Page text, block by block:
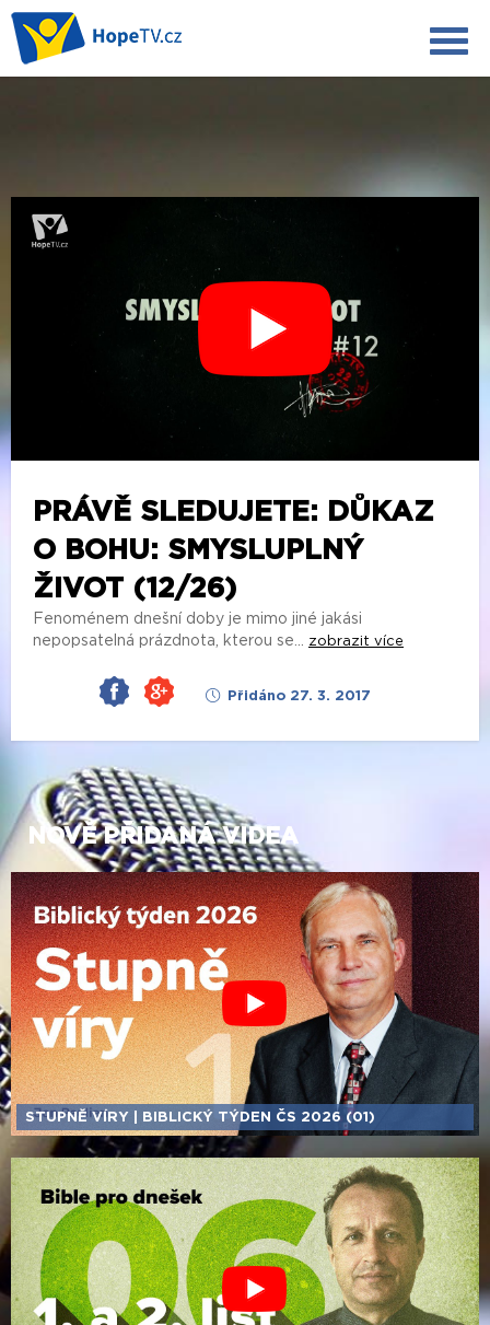
PRÁVĚ SLEDUJETE: DŮKAZ
O BOHU: SMYSLUPLNÝ
ŽIVOT (12/26)
Fenoménem dnešní doby je mimo jiné jakási
nepopsatelná prázdnota, kterou se...
zobrazit více
Přidáno 27. 3. 2017
NOVĚ PŘIDANÁ VIDEA
STUPNĚ VÍRY | BIBLICKÝ TÝDEN ČS 2026 (01)